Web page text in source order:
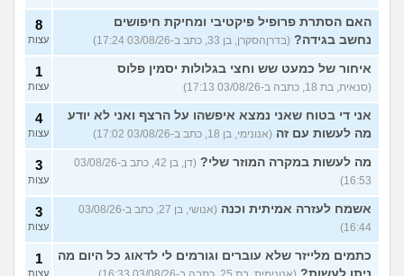
האם הסתרת פרופיל פיקטיבי ומחיקת חיפושים
נחשב בגידה? (בדרןהסקרן, בן 33, כתב ב-03/08/26 17:24)
8
עצות
איחור של כמעט שש וחצי בגלולות יסמין פלוס
(סנאית, בת 18, כתבה ב-03/08/26 17:13)
1
עצות
אני די בטוח שאני נמצא איפשהו על הרצף ואני לא יודע
מה לעשות עם זה (אנונימי, בן 18, כתב ב-03/08/26 17:02)
4
עצות
מה לעשות במקרה המוזר שלי?
(דן, בן 42, כתב ב-03/08/26
16:53)
3
עצות
אשמח לעזרה אמיתית וכנה
(אנושי, בן 27, כתב ב-03/08/26
16:44)
3
עצות
כתמים מלייזר שלא עוברים וגורמים לי לדאוג כל היום מה
1
עצות